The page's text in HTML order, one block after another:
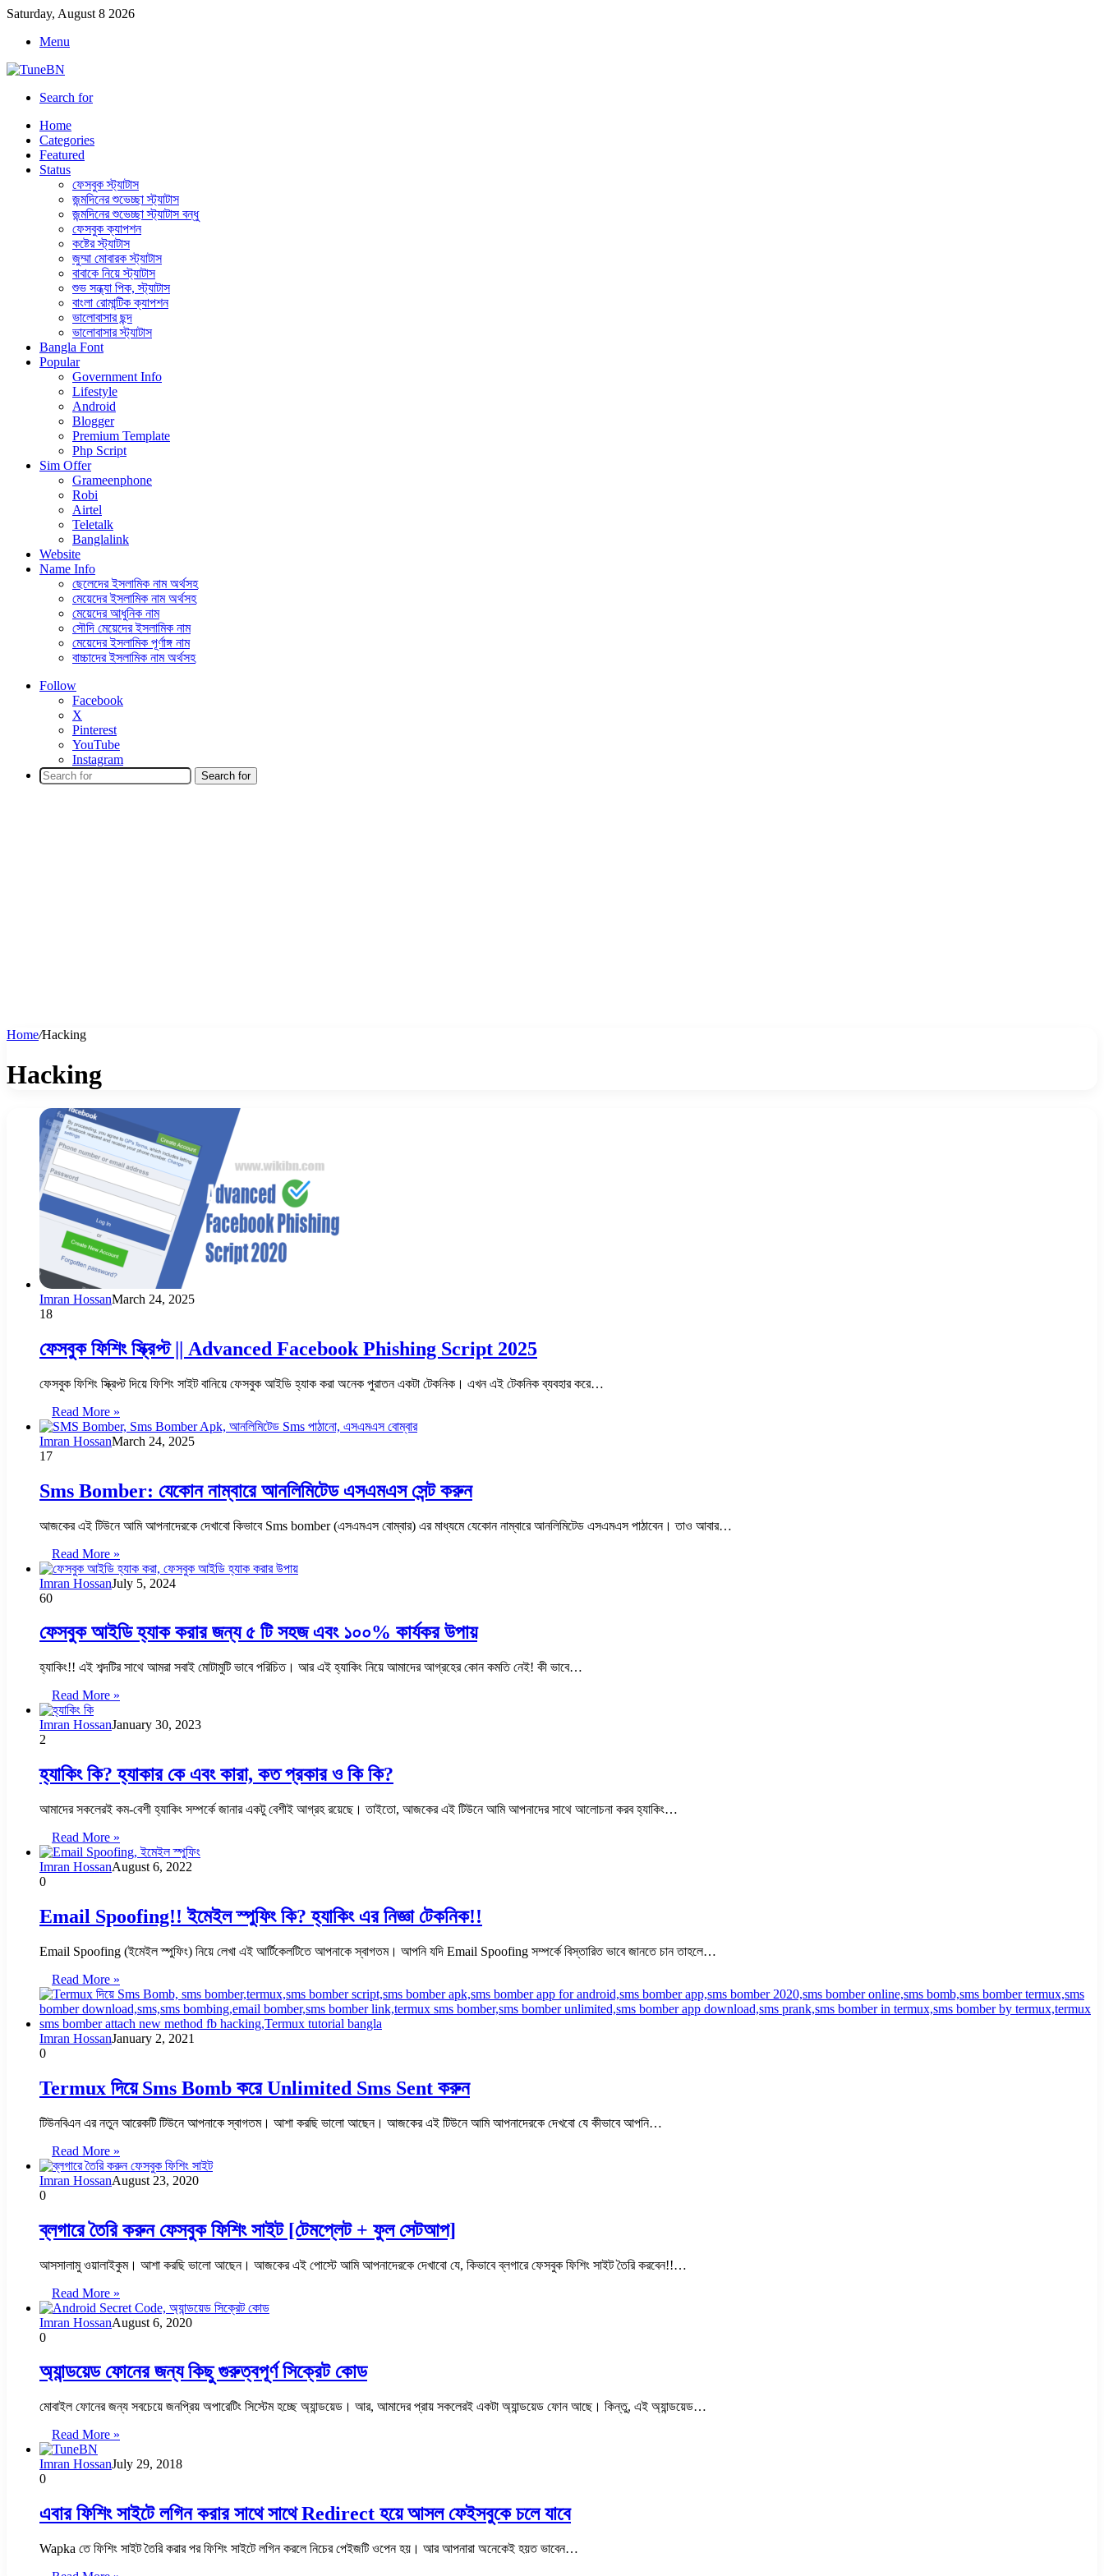
Saturday, August 8 2026
Menu
Search for
Home
Categories
Featured
Status
ফেসবুক স্ট্যাটাস
জন্মদিনের শুভেচ্ছা স্ট্যাটাস
জন্মদিনের শুভেচ্ছা স্ট্যাটাস বন্ধু
ফেসবুক ক্যাপশন
কষ্টের স্ট্যাটাস
জুম্মা মোবারক স্ট্যাটাস
বাবাকে নিয়ে স্ট্যাটাস
শুভ সন্ধ্যা পিক, স্ট্যাটাস
বাংলা রোমান্টিক ক্যাপশন
ভালোবাসার ছন্দ
ভালোবাসার স্ট্যাটাস
Bangla Font
Popular
Government Info
Lifestyle
Android
Blogger
Premium Template
Php Script
Sim Offer
Grameenphone
Robi
Airtel
Teletalk
Banglalink
Website
Name Info
ছেলেদের ইসলামিক নাম অর্থসহ
মেয়েদের ইসলামিক নাম অর্থসহ
মেয়েদের আধুনিক নাম
সৌদি মেয়েদের ইসলামিক নাম
মেয়েদের ইসলামিক পূর্ণাঙ্গ নাম
বাচ্চাদের ইসলামিক নাম অর্থসহ
Follow
Facebook
X
Pinterest
YouTube
Instagram
Search for
Home/Hacking
Hacking
Imran HossanMarch 24, 2025
18
ফেসবুক ফিশিং স্ক্রিপ্ট || Advanced Facebook Phishing Script 2025
ফেসবুক ফিশিং স্ক্রিপ্ট দিয়ে ফিশিং সাইট বানিয়ে ফেসবুক আইডি হ্যাক করা অনেক পুরাতন একটা টেকনিক। এখন এই টেকনিক ব্যবহার করে…
Read More »
Imran HossanMarch 24, 2025
17
Sms Bomber: যেকোন নাম্বারে আনলিমিটেড এসএমএস সেন্ট করুন
আজকের এই টিউনে আমি আপনাদেরকে দেখাবো কিভাবে Sms bomber (এসএমএস বোম্বার) এর মাধ্যমে যেকোন নাম্বারে আনলিমিটেড এসএমএস পাঠাবেন। তাও আবার…
Read More »
Imran HossanJuly 5, 2024
60
ফেসবুক আইডি হ্যাক করার জন্য ৫ টি সহজ এবং ১০০% কার্যকর উপায়
হ্যাকিং!! এই শব্দটির সাথে আমরা সবাই মোটামুটি ভাবে পরিচিত। আর এই হ্যাকিং নিয়ে আমাদের আগ্রহের কোন কমতি নেই! কী ভাবে…
Read More »
Imran HossanJanuary 30, 2023
2
হ্যাকিং কি? হ্যাকার কে এবং কারা, কত প্রকার ও কি কি?
আমাদের সকলেরই কম-বেশী হ্যাকিং সম্পর্কে জানার একটু বেশীই আগ্রহ রয়েছে। তাইতো, আজকের এই টিউনে আমি আপনাদের সাথে আলোচনা করব হ্যাকিং…
Read More »
Imran HossanAugust 6, 2022
0
Email Spoofing!! ইমেইল স্পুফিং কি? হ্যাকিং এর নিজ্ঞা টেকনিক!!
Email Spoofing (ইমেইল স্পুফিং) নিয়ে লেখা এই আর্টিকেলটিতে আপনাকে স্বাগতম। আপনি যদি Email Spoofing সম্পর্কে বিস্তারিত ভাবে জানতে চান তাহলে…
Read More »
Imran HossanJanuary 2, 2021
0
Termux দিয়ে Sms Bomb করে Unlimited Sms Sent করুন
টিউনবিএন এর নতুন আরেকটি টিউনে আপনাকে স্বাগতম। আশা করছি ভালো আছেন। আজকের এই টিউনে আমি আপনাদেরকে দেখবো যে কীভাবে আপনি…
Read More »
Imran HossanAugust 23, 2020
0
ব্লগারে তৈরি করুন ফেসবুক ফিশিং সাইট [টেমপ্লেট + ফুল সেটআপ]
আসসালামু ওয়ালাইকুম। আশা করছি ভালো আছেন। আজকের এই পোস্টে আমি আপনাদেরকে দেখাবো যে, কিভাবে ব্লগারে ফেসবুক ফিশিং সাইট তৈরি করবেন!!…
Read More »
Imran HossanAugust 6, 2020
0
অ্যান্ডয়েড ফোনের জন্য কিছু গুরুত্বপূর্ণ সিক্রেট কোড
মোবাইল ফোনের জন্য সবচেয়ে জনপ্রিয় অপারেটিং সিস্টেম হচ্ছে অ্যান্ডয়েড। আর, আমাদের প্রায় সকলেরই একটা অ্যান্ডয়েড ফোন আছে। কিন্তু, এই অ্যান্ডয়েড…
Read More »
Imran HossanJuly 29, 2018
0
এবার ফিশিং সাইটে লগিন করার সাথে সাথে Redirect হয়ে আসল ফেইসবুকে চলে যাবে
Wapka তে ফিশিং সাইট তৈরি করার পর ফিশিং সাইটে লগিন করলে নিচের পেইজটি ওপেন হয়। আর আপনারা অনেকেই হয়ত ভাবেন…